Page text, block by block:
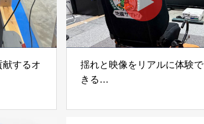
献するオ
揺れと映像をリアルに体験で
きる
「地震ザブトン」